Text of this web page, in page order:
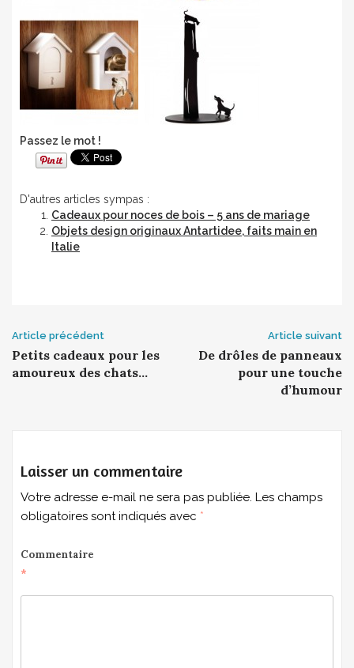
Passez le mot !
D'autres articles sympas :
Cadeaux pour noces de bois – 5 ans de mariage
Objets design originaux Antartidee, faits main en
Italie
Post
navigation
Article précédent
Petits cadeaux pour les
amoureux des chats…
Article suivant
De drôles de panneaux
pour une touche
d’humour
Laisser un commentaire
Votre adresse e-mail ne sera pas publiée. Les champs
obligatoires sont indiqués avec *
Commentaire
*